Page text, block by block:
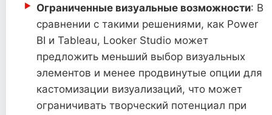
Ограниченные визуальные возможности: В
сравнении с такими решениями, как Power
BI и Tableau, Looker Studio может
предложить меньший выбор визуальных
элементов и менее продвинутые опции для
кастомизации визуализаций, что может
ограничивать творческий потенциал при